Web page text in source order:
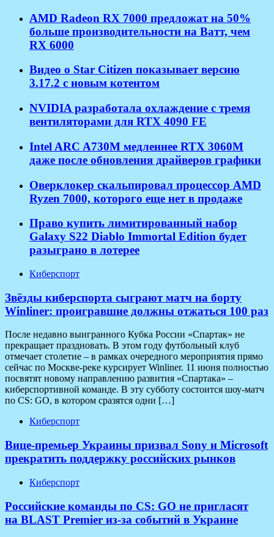
AMD Radeon RX 7000 предложат на 50%
больше производительности на Ватт, чем
RX 6000
Видео о Star Citizen показывает версию
3.17.2 с новым котентом
NVIDIA разработала охлаждение с тремя
вентиляторами для RTX 4090 FE
Intel ARC A730M медленнее RTX 3060M
даже после обновления драйверов графики
Оверклокер скальпировал процессор AMD
Ryzen 7000, которого еще нет в продаже
Право купить лимитированный набор
Galaxy S22 Diablo Immortal Edition будет
разыграно в лотерее
Киберспорт
Звёзды киберспорта сыграют матч на борту
Winliner: проигравшие должны отжаться 100 раз
После недавно выигранного Кубка России «Спартак» не
прекращает праздновать. В этом году футбольный клуб
отмечает столетие – в рамках очередного мероприятия прямо
сейчас по Москве-реке курсирует Winliner. 11 июня полностью
посвятят новому направлению развития «Спартака» –
киберспортивной команде. В эту субботу состоится шоу-матч
по CS: GO, в котором сразятся одни […]
Киберспорт
Вице-премьер Украины призвал Sony и Microsoft
прекратить поддержку российских рынков
Киберспорт
Российские команды по CS: GO не пригласят
на BLAST Premier из-за событий в Украине